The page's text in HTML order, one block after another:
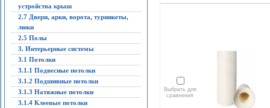
устройства крыш
2.7 Двери, арки, ворота, турникеты,
люки
2.5 Полы
3. Интерьерные системы
3.1 Потолки
3.1.1 Подвесные потолки
3.1.2 Подшивные потолки
3.1.3 Натяжные потолки
3.1.4 Клеевые потолки
Выбрать для
сравнения